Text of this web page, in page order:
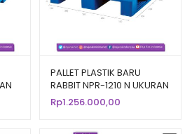
PALLET PLASTIK BARU
RABBIT NPR-1210 N UKURAN
120x100x16 CM
Rp1.256.000,00